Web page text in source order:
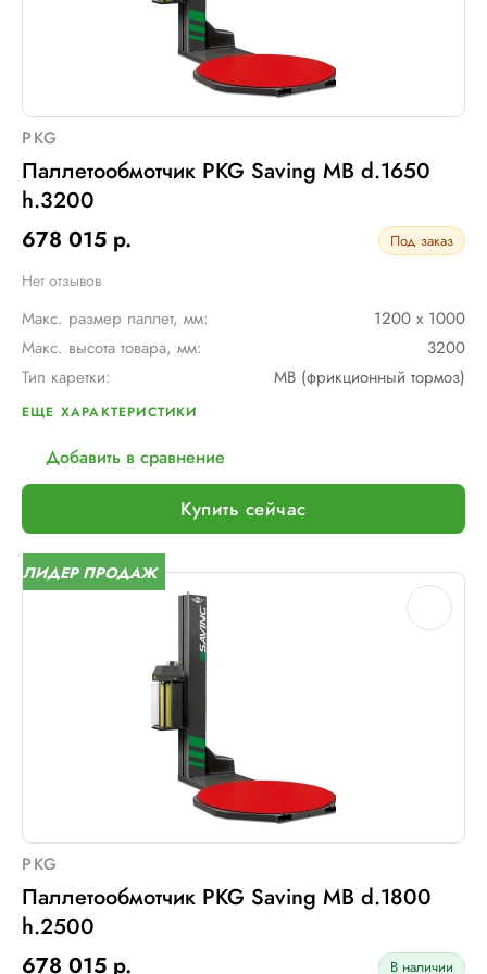
PKG
Паллетообмотчик PKG Saving MB d.1650
h.3200
678 015 р.
Под заказ
Нет отзывов
Макс. размер паллет, мм:
1200 х 1000
Макс. высота товара, мм:
3200
Тип каретки:
MB (фрикционный тормоз)
Скорость обмотки:
Мин. размер паллет, мм:
Тип питания:
220В
Макс. вес рулона с пленкой, кг:
16
Макс. внеш. диаметр рулона с пленкой, мм:
Шир. рулона с пленкой, мм:
500
Макс. грузоподъемность, кг:
2000 (Опция: 3000 )
Электрическое подключение:
Установленная мощность::
ЕЩЕ ХАРАКТЕРИСТИКИ
Добавить в сравнение
Купить сейчас
ЛИДЕР ПРОДАЖ
PKG
Паллетообмотчик PKG Saving MB d.1800
h.2500
678 015 р.
В наличии